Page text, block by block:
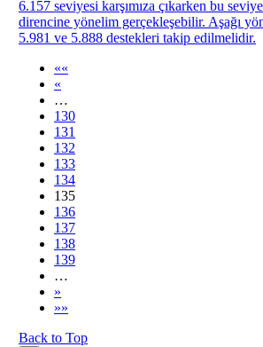
6.157 seviyesi karşımıza çıkarken bu
direncine yönelim gerçekleşebilir. Aşağı
5.981 ve 5.888 destekleri takip edilmelidir.
««
«
…
130
131
132
133
134
135
136
137
138
139
…
»
»»
Back to Top